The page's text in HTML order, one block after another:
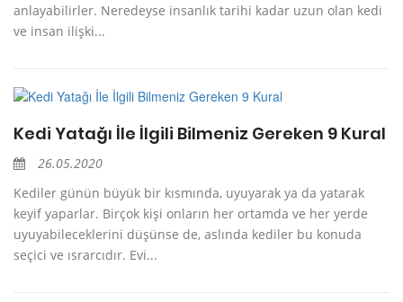
anlayabilirler. Neredeyse insanlık tarihi kadar uzun olan kedi
ve insan ilişki...
Kedi Yatağı İle İlgili Bilmeniz Gereken 9 Kural
26.05.2020
Kediler günün büyük bir kısmında, uyuyarak ya da yatarak
keyif yaparlar. Birçok kişi onların her ortamda ve her yerde
uyuyabileceklerini düşünse de, aslında kediler bu konuda
seçici ve ısrarcıdır. Evi...